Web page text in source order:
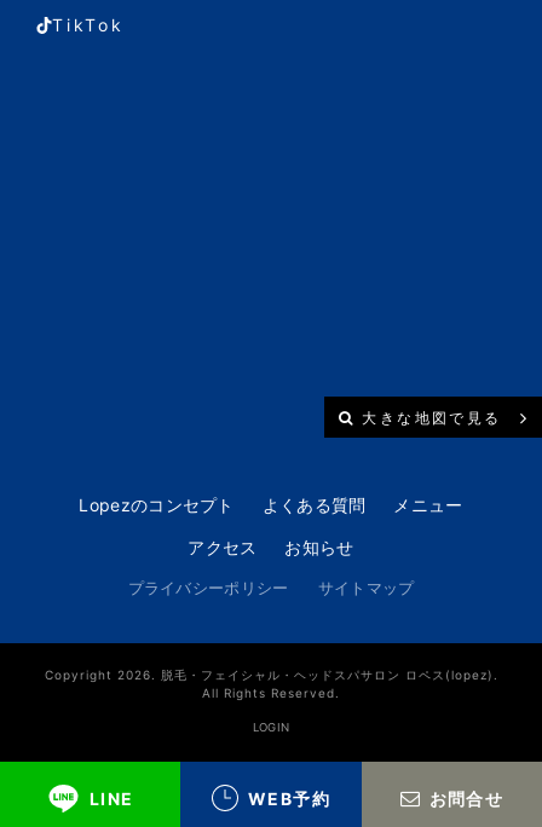
LINE WEB予約 お問合せ
TikTok
大きな地図で見る
Lopezのコンセプト よくある質問 メニュー
アクセス お知らせ
プライバシーポリシー サイトマップ
Copyright 2026. 脱毛・フェイシャル・ヘッドスパサロン ロペス(lopez).
All Rights Reserved.
LOGIN